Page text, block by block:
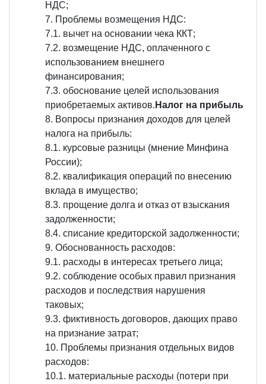
НДС;
Проблемы возмещения НДС:
7.1. вычет на основании чека ККТ;
7.2. возмещение НДС, оплаченного с
использованием внешнего
финансирования;
7.3. обоснование целей использования
приобретаемых активов. Налог на прибыль
Вопросы признания доходов для целей
налога на прибыль:
8.1. курсовые разницы (мнение Минфина
России);
8.2. квалификация операций по внесению
вклада в имущество;
8.3. прощение долга и отказ от взыскания
задолженности;
8.4. списание кредиторской задолженности;
Обоснованность расходов:
9.1. расходы в интересах третьего лица;
9.2. соблюдение особых правил признания
расходов и последствия нарушения
таковых;
9.3. фиктивность договоров, дающих право
на признание затрат;
Проблемы признания отдельных видов
расходов:
10.1. материальные расходы (потери при